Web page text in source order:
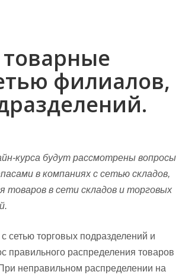
товарные
филиалов,
курса будут рассмотрены вопросы
в компаниях с сетью складов,
товаров в сети складов и торговых
сетью торговых подразделений и
правильного распределения товаров
неправильном распределении на